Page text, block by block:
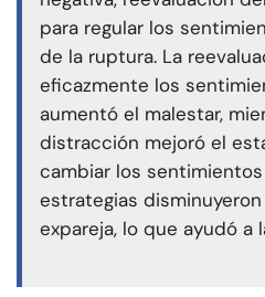
para regular los
de la ruptura. La
eficazmente los
aumentó el malestar,
distracción mejoró el
cambiar los sentimientos
estrategias
expareja, lo que ayudó a